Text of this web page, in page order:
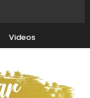
Videos